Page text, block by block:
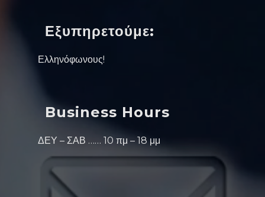
Εξυπηρετούμε:
Ελληνόφωνους!
Business Hours
ΔΕΥ – ΣΑΒ …… 10 πμ – 18 μμ